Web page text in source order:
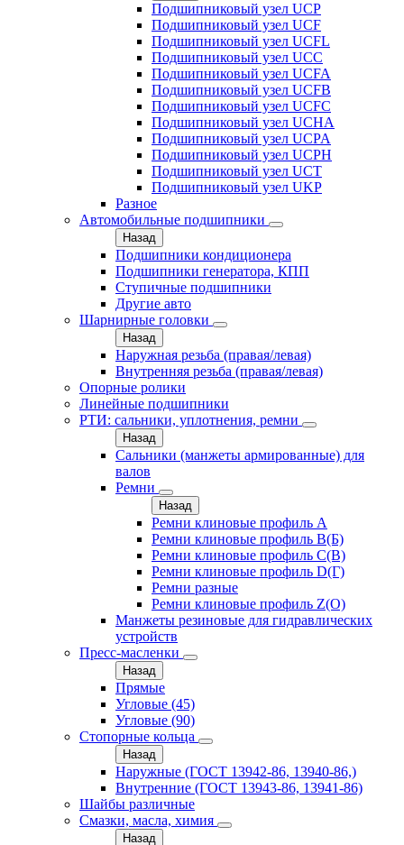
Подшипниковый узел UCP
Подшипниковый узел UCF
Подшипниковый узел UCFL
Подшипниковый узел UCC
Подшипниковый узел UCFA
Подшипниковый узел UCFB
Подшипниковый узел UCFC
Подшипниковый узел UCHA
Подшипниковый узел UCPA
Подшипниковый узел UCPH
Подшипниковый узел UCT
Подшипниковый узел UKP
Разное
Автомобильные подшипники
Назад
Подшипники кондиционера
Подшипники генератора, КПП
Ступичные подшипники
Другие авто
Шарнирные головки
Назад
Наружная резьба (правая/левая)
Внутренняя резьба (правая/левая)
Опорные ролики
Линейные подшипники
РТИ: сальники, уплотнения, ремни
Назад
Сальники (манжеты армированные) для
валов
Ремни
Назад
Ремни клиновые профиль A
Ремни клиновые профиль B(Б)
Ремни клиновые профиль C(В)
Ремни клиновые профиль D(Г)
Ремни разные
Ремни клиновые профиль Z(О)
Манжеты резиновые для гидравлических
устройств
Пресс-масленки
Назад
Прямые
Угловые (45)
Угловые (90)
Стопорные кольца
Назад
Наружные (ГОСТ 13942-86, 13940-86,)
Внутренние (ГОСТ 13943-86, 13941-86)
Шайбы различные
Смазки, масла, химия
Назад